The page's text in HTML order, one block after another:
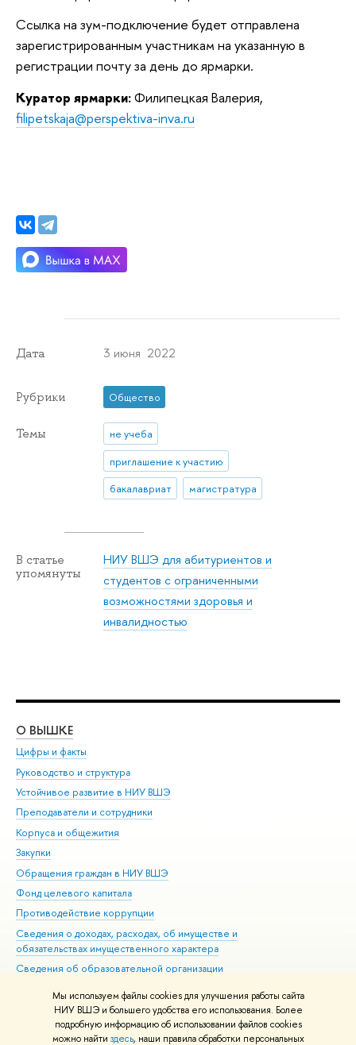
Мы используем файлы cookies для улучшения работы сайта
НИУ ВШЭ и большего удобства его использования. Более
подробную информацию об использовании файлов cookies
можно найти здесь, наши правила обработки персональных
Ссылка на зум-подключение будет отправлена
зарегистрированным участникам на указанную в
регистрации почту за день до ярмарки.
Куратор ярмарки:Филипецкая Валерия,
filipetskaja@perspektiva-inva.ru
Дата 3 июня 2022
Рубрики Общество
Темы
не учеба
приглашение к участию
бакалавриат
магистратура
В статье
упомянуты
НИУ ВШЭ для абитуриентов и
студентов с ограниченными
возможностями здоровья и
инвалидностью
О ВЫШКЕ
Цифры и факты
Руководство и структура
Устойчивое развитие в НИУ ВШЭ
Преподаватели и сотрудники
Корпуса и общежития
Закупки
Обращения граждан в НИУ ВШЭ
Фонд целевого капитала
Противодействие коррупции
Сведения о доходах, расходах, об имуществе и
обязательствах имущественного характера
Сведения об образовательной организации
Людям с ограниченными возможностями здоровья
Единая платежная страница
Работа в Вышке